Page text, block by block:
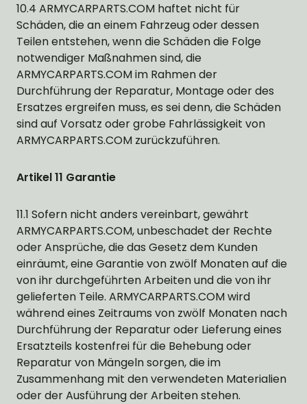
10.4 ARMYCARPARTS.COM haftet nicht für
Schäden, die an einem Fahrzeug oder dessen
Teilen entstehen, wenn die Schäden die Folge
notwendiger Maßnahmen sind, die
ARMYCARPARTS.COM im Rahmen der
Durchführung der Reparatur, Montage oder des
Ersatzes ergreifen muss, es sei denn, die Schäden
sind auf Vorsatz oder grobe Fahrlässigkeit von
ARMYCARPARTS.COM zurückzuführen.
Artikel 11 Garantie
11.1 Sofern nicht anders vereinbart, gewährt
ARMYCARPARTS.COM, unbeschadet der Rechte
oder Ansprüche, die das Gesetz dem Kunden
einräumt, eine Garantie von zwölf Monaten auf die
von ihr durchgeführten Arbeiten und die von ihr
gelieferten Teile. ARMYCARPARTS.COM wird
während eines Zeitraums von zwölf Monaten nach
Durchführung der Reparatur oder Lieferung eines
Ersatzteils kostenfrei für die Behebung oder
Reparatur von Mängeln sorgen, die im
Zusammenhang mit den verwendeten Materialien
oder der Ausführung der Arbeiten stehen.